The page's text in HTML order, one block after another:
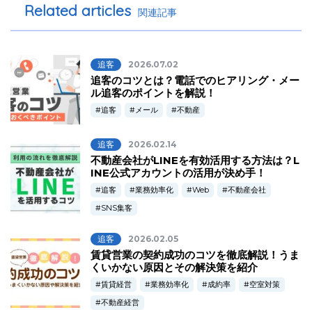
Related articles 関連記事
追客 2026.07.02
追客のコツとは？電話でのヒアリング・メー
ル追客のポイントを解説！
追客 メール 不動産
追客 2026.02.14
不動産会社がLINEを有効活用する方法は？L
INE公式アカウントの活用が決め手！
追客 業務効率化 Web
不動産会社
SNS集客
追客 2026.02.05
賃貸営業の契約成功のコツを徹底解説！うま
くいかない原因とその解決策を紹介
賃貸経営 業務効率化 成約率
空室対策
不動産経営